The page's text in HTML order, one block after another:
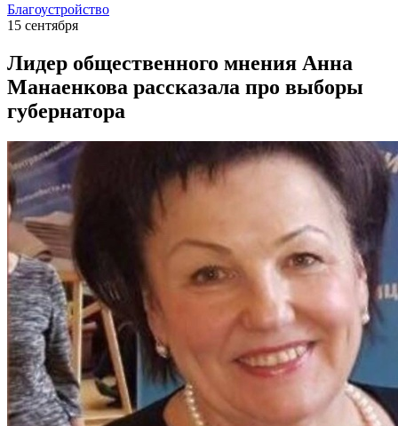
Благоустройство
15 сентября
Лидер общественного мнения Анна
Манаенкова рассказала про выборы
губернатора